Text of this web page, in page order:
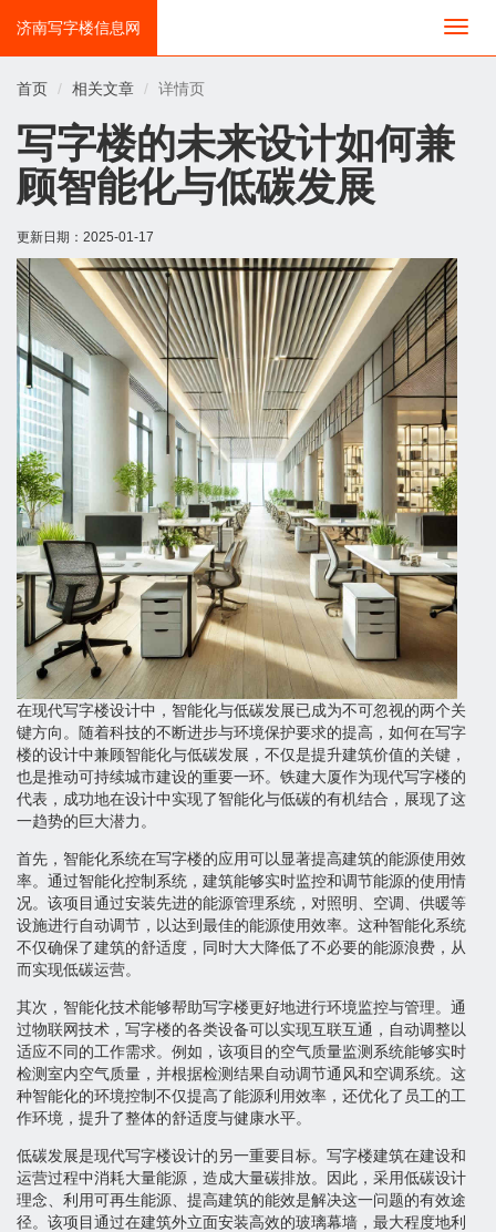
切
济南写字楼信息网
首页 相关文章 详情页
写字楼的未来设计如何兼
顾智能化与低碳发展
更新日期： 2025-01-17
在现代写字楼设计中，智能化与低碳发展已成为不可忽视的两个关
键方向。随着科技的不断进步与环境保护要求的提高，如何在写字
楼的设计中兼顾智能化与低碳发展，不仅是提升建筑价值的关键，
也是推动可持续城市建设的重要一环。铁建大厦作为现代写字楼的
代表，成功地在设计中实现了智能化与低碳的有机结合，展现了这
一趋势的巨大潜力。
首先，智能化系统在写字楼的应用可以显著提高建筑的能源使用效
率。通过智能化控制系统，建筑能够实时监控和调节能源的使用情
况。该项目通过安装先进的能源管理系统，对照明、空调、供暖等
设施进行自动调节，以达到最佳的能源使用效率。这种智能化系统
不仅确保了建筑的舒适度，同时大大降低了不必要的能源浪费，从
而实现低碳运营。
其次，智能化技术能够帮助写字楼更好地进行环境监控与管理。通
过物联网技术，写字楼的各类设备可以实现互联互通，自动调整以
适应不同的工作需求。例如，该项目的空气质量监测系统能够实时
检测室内空气质量，并根据检测结果自动调节通风和空调系统。这
种智能化的环境控制不仅提高了能源利用效率，还优化了员工的工
作环境，提升了整体的舒适度与健康水平。
低碳发展是现代写字楼设计的另一重要目标。写字楼建筑在建设和
运营过程中消耗大量能源，造成大量碳排放。因此，采用低碳设计
理念、利用可再生能源、提高建筑的能效是解决这一问题的有效途
径。该项目通过在建筑外立面安装高效的玻璃幕墙，最大程度地利